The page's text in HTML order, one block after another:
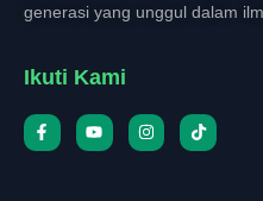
generasi yang unggul dalam
Ikuti Kami